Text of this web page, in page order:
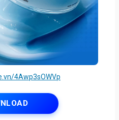
4Awp3sOWVp